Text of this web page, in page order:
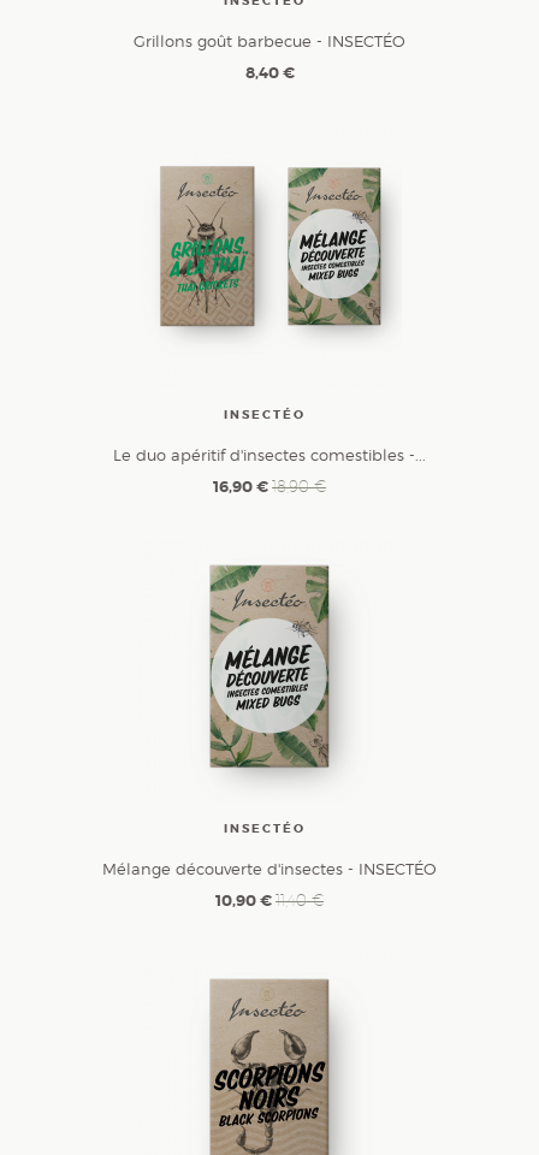
Grillons goût barbecue - INSECTÉO
8,40 €
INSECTÉO
Le duo apéritif d'insectes comestibles -...
16,90 €18,90 €
INSECTÉO
Mélange découverte d'insectes - INSECTÉO
10,90 €11,40 €